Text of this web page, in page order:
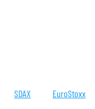
SDAX EuroStoxx